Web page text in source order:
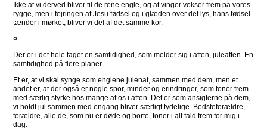
Ikke at vi derved bliver til de rene engle, og at vinger vokser frem på vores
rygge, men i fejringen af Jesu fødsel og i glæden over det lys, hans fødsel
tænder i mørket, bliver vi del af det samme kor.
¤
Der er i det hele taget en samtidighed, som melder sig i aften, juleaften. En
samtidighed på flere planer.
Et er, at vi skal synge som englene julenat, sammen med dem, men et
andet er, at der også er nogle spor, minder og erindringer, som toner frem
med særlig styrke hos mange af os i aften. Det er som ansigterne på dem,
vi holdt jul sammen med engang bliver særligt tydelige. Bedsteforældre,
forældre, alle de, som nu er døde og borte, toner i alt fald frem for mig i
dag.